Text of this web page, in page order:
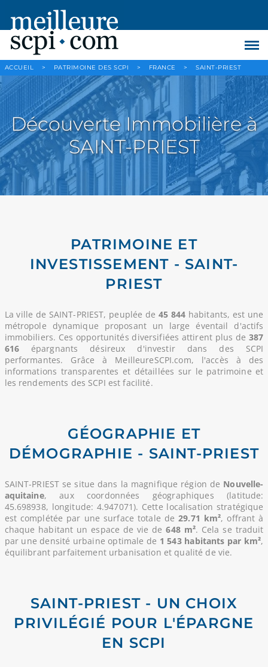
ACCUEIL > PATRIMOINE DES SCPI > FRANCE > SAINT-PRIEST
Découverte Immobilière à
SAINT-PRIEST
PATRIMOINE ET
INVESTISSEMENT - SAINT-
PRIEST
La ville de SAINT-PRIEST, peuplée de 45 844 habitants, est une
métropole dynamique proposant un large éventail d'actifs
immobiliers. Ces opportunités diversifiées attirent plus de387
616épargnants désireux d'investir dans des SCPI
performantes. Grâce à MeilleureSCPI.com, l'accès à des
informations transparentes et détaillées sur le patrimoine et
les rendements des SCPI est facilité.
GÉOGRAPHIE ET
DÉMOGRAPHIE - SAINT-PRIEST
SAINT-PRIEST se situe dans la magnifique région de Nouvelle-
aquitaine, aux coordonnées géographiques (latitude:
45.698938, longitude: 4.947071). Cette localisation stratégique
est complétée par une surface totale de29.71 km², offrant à
chaque habitant un espace de vie de648 m². Cela se traduit
par une densité urbaine optimale de 1 543 habitants par km²,
équilibrant parfaitement urbanisation et qualité de vie.
SAINT-PRIEST - UN CHOIX
PRIVILÉGIÉ POUR L'ÉPARGNE
EN SCPI